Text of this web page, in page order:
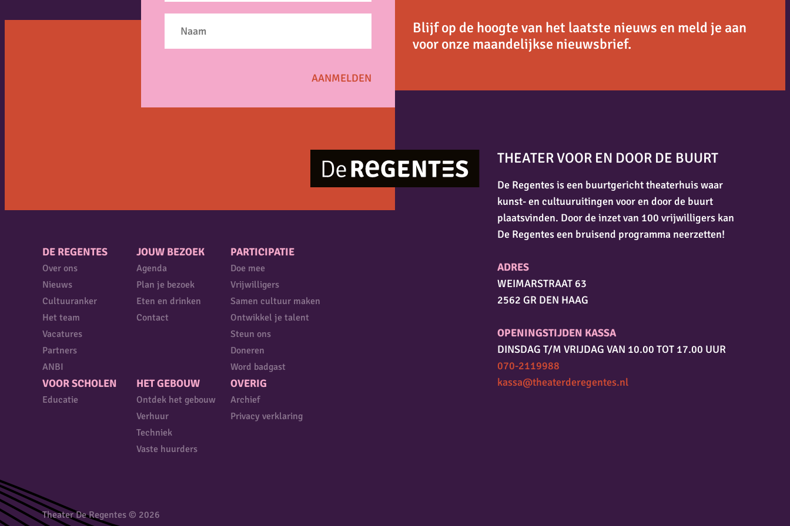
Blijf op de hoogte van het laatste nieuws en meld je aan
voor onze maandelijkse nieuwsbrief.
DE REGENTES
Over ons
Nieuws
Cultuuranker
Het team
Vacatures
Partners
ANBI
JOUW BEZOEK
Agenda
Plan je bezoek
Eten en drinken
Contact
PARTICIPATIE
Doe mee
Vrijwilligers
Samen cultuur maken
Ontwikkel je talent
Steun ons
Doneren
Word badgast
VOOR SCHOLEN
Educatie
HET GEBOUW
Ontdek het gebouw
Verhuur
Techniek
Vaste huurders
OVERIG
Archief
Privacy verklaring
THEATER VOOR EN DOOR DE BUURT
De Regentes is een buurtgericht theaterhuis waar
kunst- en cultuuruitingen voor en door de buurt
plaatsvinden. Door de inzet van 100 vrijwilligers kan
De Regentes een bruisend programma neerzetten!
ADRES
WEIMARSTRAAT 63
2562 GR DEN HAAG
OPENINGSTIJDEN KASSA
DINSDAG T/M VRIJDAG VAN 10.00 TOT 17.00 UUR
070-2119988
kassa@theaterderegentes.nl
Theater De Regentes © 2026